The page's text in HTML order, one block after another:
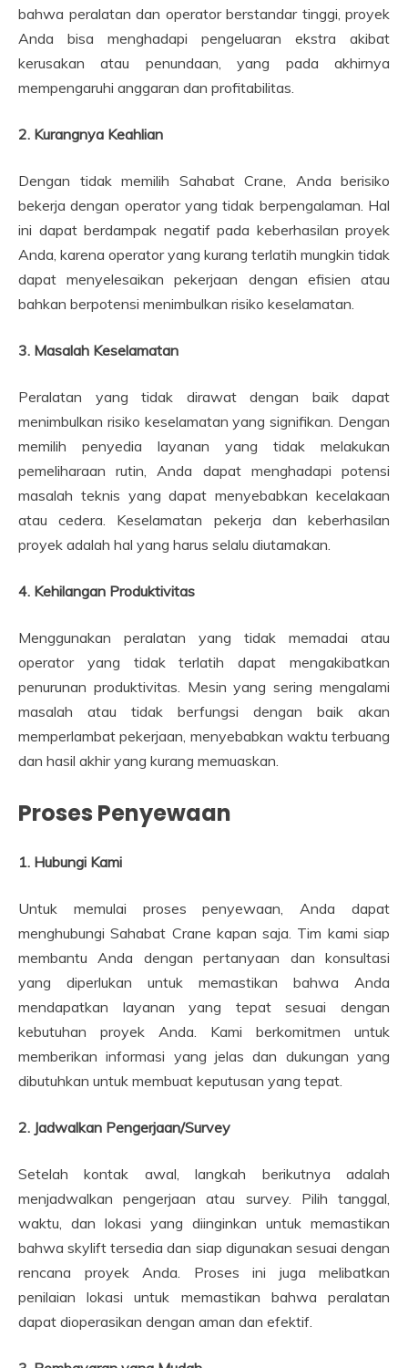
bahwa peralatan dan operator berstandar tinggi, proyek
Anda bisa menghadapi pengeluaran ekstra akibat
kerusakan atau penundaan, yang pada akhirnya
mempengaruhi anggaran dan profitabilitas.
2. Kurangnya Keahlian
Dengan tidak memilih Sahabat Crane, Anda berisiko
bekerja dengan operator yang tidak berpengalaman. Hal
ini dapat berdampak negatif pada keberhasilan proyek
Anda, karena operator yang kurang terlatih mungkin tidak
dapat menyelesaikan pekerjaan dengan efisien atau
bahkan berpotensi menimbulkan risiko keselamatan.
3. Masalah Keselamatan
Peralatan yang tidak dirawat dengan baik dapat
menimbulkan risiko keselamatan yang signifikan. Dengan
memilih penyedia layanan yang tidak melakukan
pemeliharaan rutin, Anda dapat menghadapi potensi
masalah teknis yang dapat menyebabkan kecelakaan
atau cedera. Keselamatan pekerja dan keberhasilan
proyek adalah hal yang harus selalu diutamakan.
4. Kehilangan Produktivitas
Menggunakan peralatan yang tidak memadai atau
operator yang tidak terlatih dapat mengakibatkan
penurunan produktivitas. Mesin yang sering mengalami
masalah atau tidak berfungsi dengan baik akan
memperlambat pekerjaan, menyebabkan waktu terbuang
dan hasil akhir yang kurang memuaskan.
Proses Penyewaan
1. Hubungi Kami
Untuk memulai proses penyewaan, Anda dapat
menghubungi Sahabat Crane kapan saja. Tim kami siap
membantu Anda dengan pertanyaan dan konsultasi
yang diperlukan untuk memastikan bahwa Anda
mendapatkan layanan yang tepat sesuai dengan
kebutuhan proyek Anda. Kami berkomitmen untuk
memberikan informasi yang jelas dan dukungan yang
dibutuhkan untuk membuat keputusan yang tepat.
2. Jadwalkan Pengerjaan/Survey
Setelah kontak awal, langkah berikutnya adalah
menjadwalkan pengerjaan atau survey. Pilih tanggal,
waktu, dan lokasi yang diinginkan untuk memastikan
bahwa skylift tersedia dan siap digunakan sesuai dengan
rencana proyek Anda. Proses ini juga melibatkan
penilaian lokasi untuk memastikan bahwa peralatan
dapat dioperasikan dengan aman dan efektif.